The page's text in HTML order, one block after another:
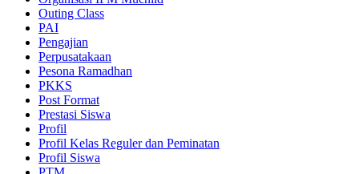
Outing Class
PAI
Pengajian
Perpusatakaan
Pesona Ramadhan
PKKS
Post Format
Prestasi Siswa
Profil
Profil Kelas Reguler dan Peminatan
Profil Siswa